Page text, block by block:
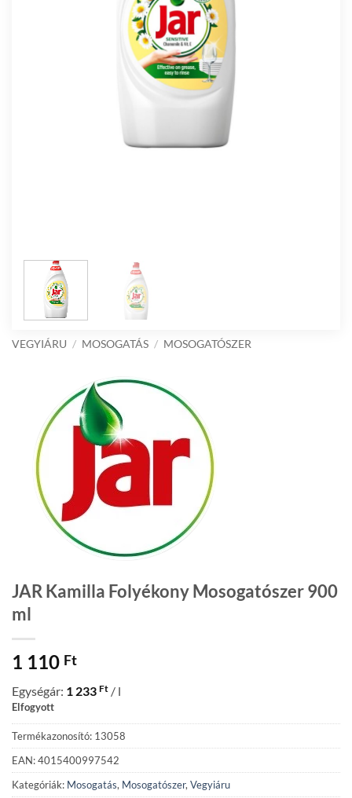
VEGYIÁRU / MOSOGATÁS / MOSOGATÓSZER
JAR Kamilla Folyékony Mosogatószer 900
ml
1 110 Ft
Egységár: 1 233 Ft / l
Elfogyott
Termékazonosító: 13058
EAN: 4015400997542
Kategóriák: Mosogatás, Mosogatószer, Vegyiáru